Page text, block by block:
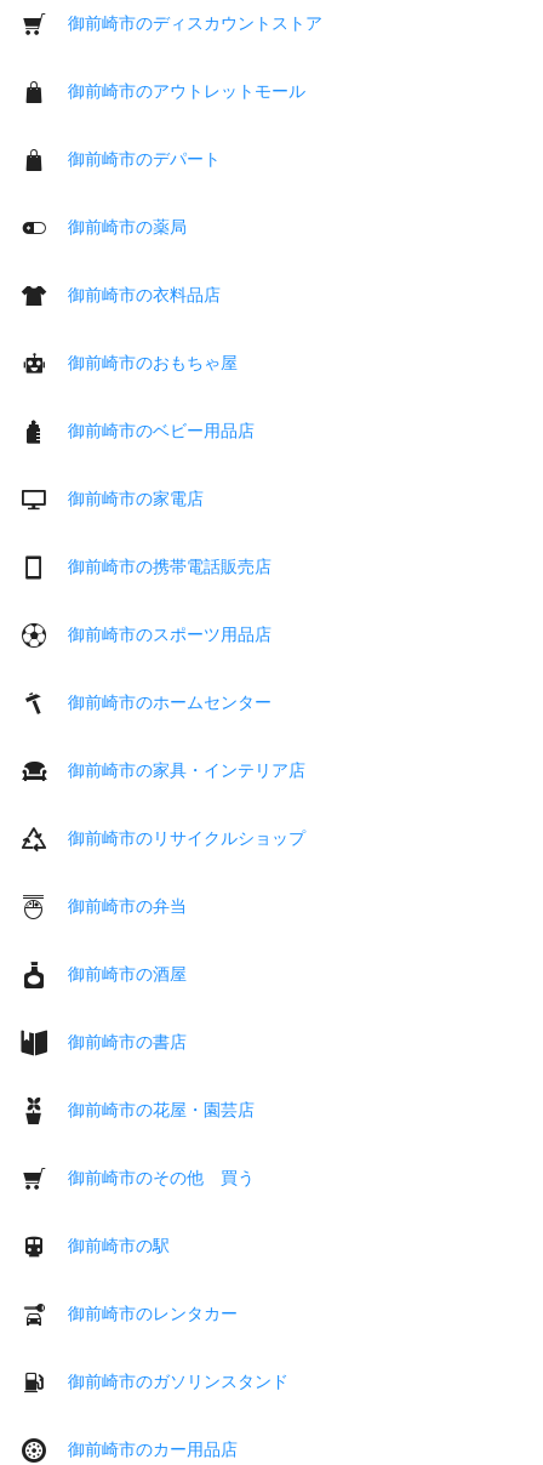
御前崎市のディスカウントストア
御前崎市のアウトレットモール
御前崎市のデパート
御前崎市の薬局
御前崎市の衣料品店
御前崎市のおもちゃ屋
御前崎市のベビー用品店
御前崎市の家電店
御前崎市の携帯電話販売店
御前崎市のスポーツ用品店
御前崎市のホームセンター
御前崎市の家具・インテリア店
御前崎市のリサイクルショップ
御前崎市の弁当
御前崎市の酒屋
御前崎市の書店
御前崎市の花屋・園芸店
御前崎市のその他 買う
御前崎市の駅
御前崎市のレンタカー
御前崎市のガソリンスタンド
御前崎市のカー用品店